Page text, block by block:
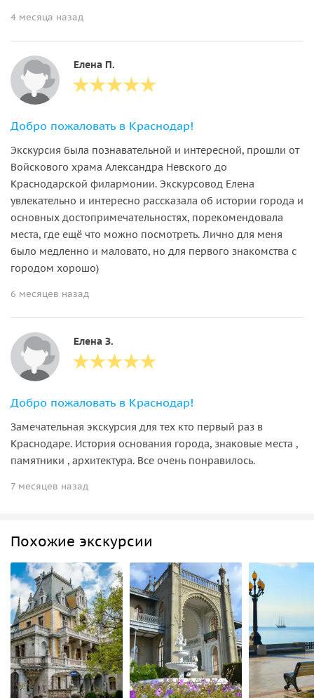
4 месяца назад
Елена П.
Добро пожаловать в Краснодар!
Экскурсия была познавательной и интересной, прошли от
Войскового храма Александра Невского до
Краснодарской филармонии. Экскурсовод Елена
увлекательно и интересно рассказала об истории города и
основных достопримечательностях, порекомендовала
места, где ещё что можно посмотреть. Лично для меня
было медленно и маловато, но для первого знакомства с
городом хорошо)
6 месяцев назад
Елена З.
Добро пожаловать в Краснодар!
Замечательная экскурсия для тех кто первый раз в
Краснодаре. История основания города, знаковые места ,
памятники , архитектура. Все очень понравилось.
7 месяцев назад
Похожие экскурсии